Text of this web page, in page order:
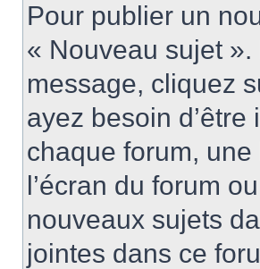
Pour publier un
« Nouveau sujet
message, cliquez
ayez besoin
chaque forum,
l’écran du forum
nouveaux sujets
jointes dans ce